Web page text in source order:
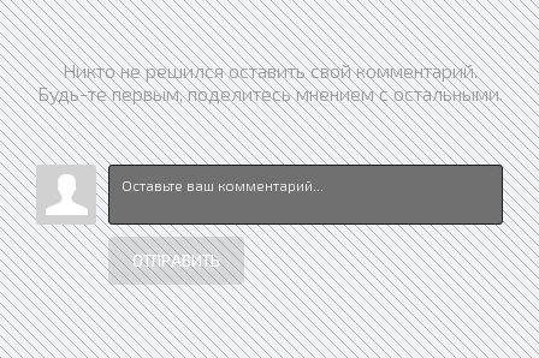
Никто не решился оставить свой комментарий.
Будь-те первым, поделитесь мнением с остальными.
ОТПРАВИТЬ